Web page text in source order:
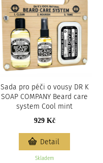
Sada pro péči o vousy DR K
SOAP COMPANY Beard care
system Cool mint
929 Kč
Skladem
Detail